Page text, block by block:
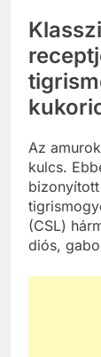
Az
kulcs.
(CSL)
diós,